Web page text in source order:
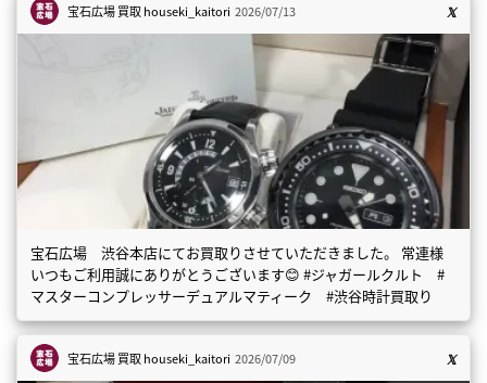
宝石広場 買取houseki_kaitori 2026/07/13
宝石広場 渋谷本店にてお買取りさせていただきました。 常連様
いつもご利用誠にありがとうございます😊 #ジャガールクルト #
マスターコンプレッサーデュアルマティーク #渋谷時計買取り
宝石広場 買取houseki_kaitori 2026/07/09